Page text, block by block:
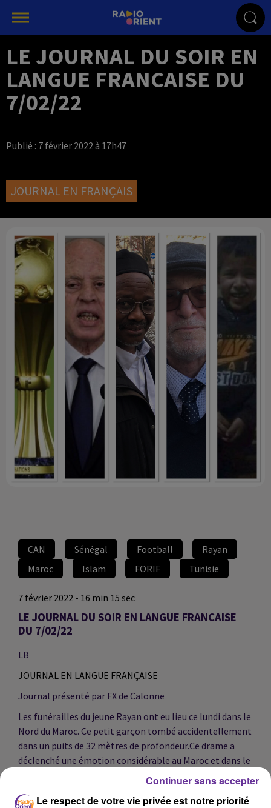
LE JOURNAL DU SOIR EN
LANGUE FRANCAISE DU
7/02/22
Publié : 7 février 2022 à 17h47
JOURNAL EN FRANÇAIS
CAN Sénégal Football
Rayan
Maroc
Islam FORIF Tunisie
7 février 2022 - 16 min 15 sec
LE JOURNAL DU SOIR EN LANGUE FRANCAISE
DU 7/02/22
LB
JOURNAL EN LANGUE FRANÇAISE
Journal présenté par FX de Calonne
Les funérailles du jeune Rayan ont eu lieu ce lundi dans le
Nord du Maroc. Ce petit garçon tombé accidentellement
dans un puits de 32 mètres de profondeur.Ce drame a
déclenché une émotion considérable au Maroc et dans le
Le respect de votre vie privée est notre priorité
Continuer sans accepter